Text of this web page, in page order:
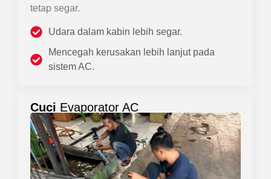
tetap segar.
Udara dalam kabin lebih segar.
Mencegah kerusakan lebih lanjut pada
sistem AC.
Cuci Evaporator AC